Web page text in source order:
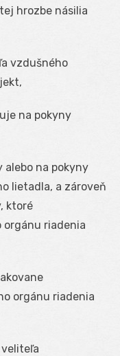
hrozbe násilia
vzdušného
na pokyny
na pokyny
lietadla, a zároveň
ktoré
orgánu riadenia
orgánu riadenia